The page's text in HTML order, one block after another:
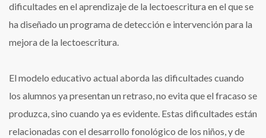
dificultades en el aprendizaje de la lectoescritura en el que se
ha diseñado un programa de detección e intervención para la
mejora de la lectoescritura.
El modelo educativo actual aborda las dificultades cuando
los alumnos ya presentan un retraso, no evita que el fracaso se
produzca, sino cuando ya es evidente. Estas dificultades están
relacionadas con el desarrollo fonológico de los niños, y de